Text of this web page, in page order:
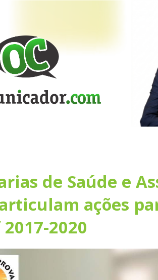
de Saúde e
ações
2020